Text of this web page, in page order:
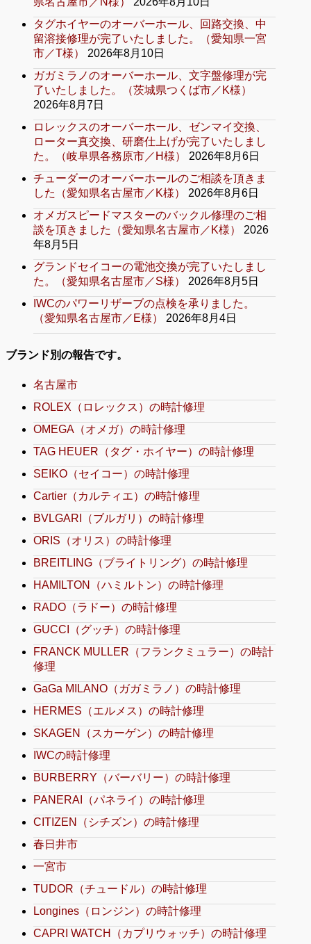
タグホイヤーのオーバーホール、回路交換、中
留溶接修理が完了いたしました。（愛知県一宮
市／T様）
2026年8月10日
ガガミラノのオーバーホール、文字盤修理が完
了いたしました。（茨城県つくば市／K様）
2026年8月7日
ロレックスのオーバーホール、ゼンマイ交換、
ローター真交換、研磨仕上げが完了いたしまし
た。（岐阜県各務原市／H様）
2026年8月6日
チューダーのオーバーホールのご相談を頂きま
した（愛知県名古屋市／K様）
2026年8月6日
オメガスピードマスターのバックル修理のご相
談を頂きました（愛知県名古屋市／K様）
2026
年8月5日
グランドセイコーの電池交換が完了いたしまし
た。（愛知県名古屋市／S様）
2026年8月5日
IWCのパワーリザーブの点検を承りました。
（愛知県名古屋市／E様）
2026年8月4日
ブランド別の報告です。
名古屋市
ROLEX（ロレックス）の時計修理
OMEGA（オメガ）の時計修理
TAG HEUER（タグ・ホイヤー）の時計修理
SEIKO（セイコー）の時計修理
Cartier（カルティエ）の時計修理
BVLGARI（ブルガリ）の時計修理
ORIS（オリス）の時計修理
BREITLING（ブライトリング）の時計修理
HAMILTON（ハミルトン）の時計修理
RADO（ラドー）の時計修理
GUCCI（グッチ）の時計修理
FRANCK MULLER（フランクミュラー）の時計
修理
GaGa MILANO（ガガミラノ）の時計修理
HERMES（エルメス）の時計修理
SKAGEN（スカーゲン）の時計修理
IWCの時計修理
BURBERRY（バーバリー）の時計修理
PANERAI（パネライ）の時計修理
CITIZEN（シチズン）の時計修理
春日井市
一宮市
TUDOR（チュードル）の時計修理
Longines（ロンジン）の時計修理
CAPRI WATCH（カプリウォッチ）の時計修理